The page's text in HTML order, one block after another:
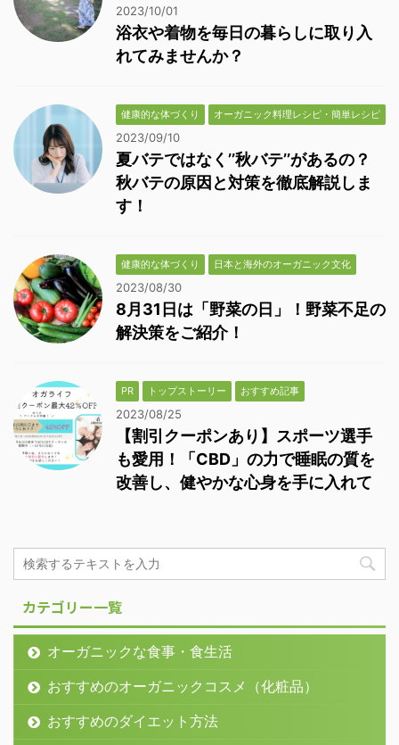
2023/10/01
浴衣や着物を毎日の暮らしに取り入
れてみませんか？
健康的な体づくり オーガニック料理レシピ・簡単レシピ
2023/09/10
夏バテではなく’’秋バテ’’があるの？
秋バテの原因と対策を徹底解説しま
す！
健康的な体づくり 日本と海外のオーガニック文化
2023/08/30
8月31日は「野菜の日」！野菜不足の
解決策をご紹介！
PR トップストーリー おすすめ記事
2023/08/25
【割引クーポンあり】スポーツ選手
も愛用！「CBD」の力で睡眠の質を
改善し、健やかな心身を手に入れて
カテゴリー一覧
オーガニックな食事・食生活
おすすめのオーガニックコスメ（化粧品）
おすすめのダイエット方法